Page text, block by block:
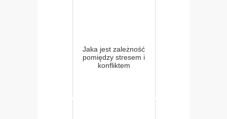
Jaka jest zależność
pomiędzy stresem i
konfliktem